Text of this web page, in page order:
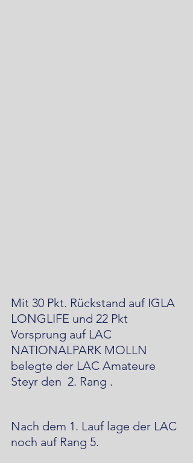
Mit 30 Pkt. Rückstand auf IGLA
LONGLIFE und 22 Pkt
Vorsprung auf LAC
NATIONALPARK MOLLN
belegte der LAC Amateure
Steyr den  2. Rang .
Nach dem 1. Lauf lage der LAC
noch auf Rang 5.